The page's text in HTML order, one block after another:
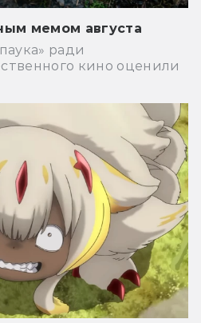
мемом августа
ради
кино оценили